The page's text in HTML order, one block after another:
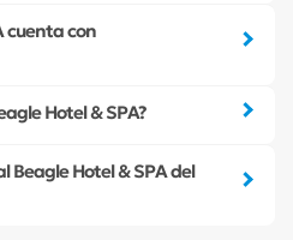
cuenta con
Hotel & SPA?
Beagle Hotel & SPA del